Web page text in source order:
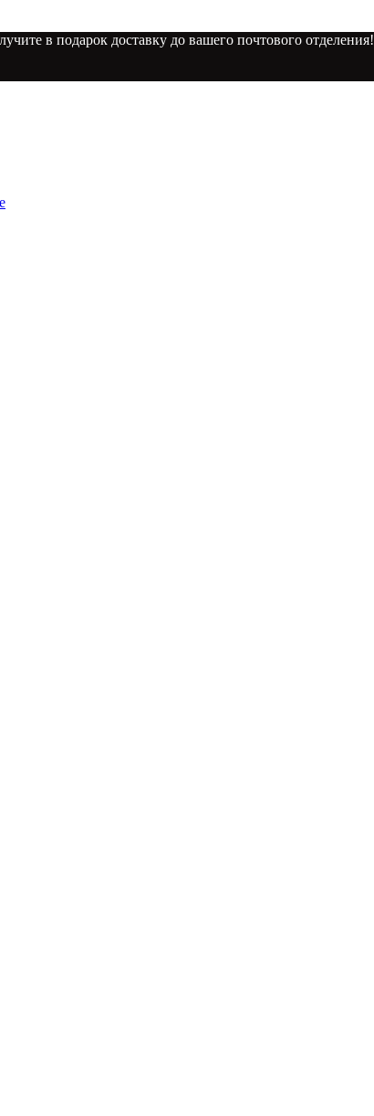
в подарок доставку до вашего почтового отделения!